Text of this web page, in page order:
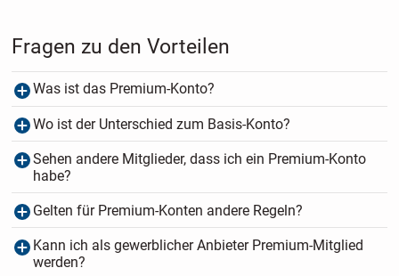
Fragen zu den Vorteilen
Was ist das Premium-Konto?
Wo ist der Unterschied zum Basis-Konto?
Sehen andere Mitglieder, dass ich ein Premium-Konto
habe?
Gelten für Premium-Konten andere Regeln?
Kann ich als gewerblicher Anbieter Premium-Mitglied
werden?